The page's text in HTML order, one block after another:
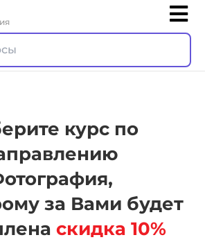
курс по
за Вами будет
скидка 10%